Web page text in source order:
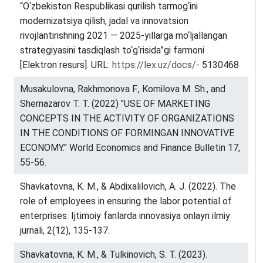
“O‘zbekiston Respublikasi qurilish tarmog‘ini
modernizatsiya qilish, jadal va innovatsion
rivojlantirishning 2021 — 2025-yillarga mo‘ljallangan
strategiyasini tasdiqlash to‘g‘risida”gi farmoni
[Elektron resurs]. URL: https://lex.uz/docs/- 5130468
Musakulovna, Rakhmonova F., Komilova M. Sh., and
Shernazarov T. T. (2022) "USE OF MARKETING
CONCEPTS IN THE ACTIVITY OF ORGANIZATIONS
IN THE CONDITIONS OF FORMINGAN INNOVATIVE
ECONOMY." World Economics and Finance Bulletin 17,
55-56.
Shavkatovna, K. M., & Abdixalilovich, A. J. (2022). The
role of employees in ensuring the labor potential of
enterprises. Ijtimoiy fanlarda innovasiya onlayn ilmiy
jurnali, 2(12), 135-137.
Shavkatovna, K. M., & Tulkinovich, S. T. (2023).